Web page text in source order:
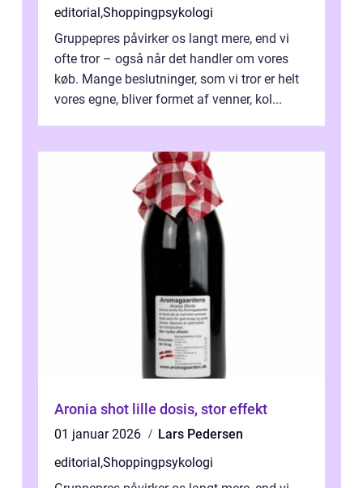
editorial,Shoppingpsykologi
Gruppepres påvirker os langt mere, end vi
ofte tror – også når det handler om vores
køb. Mange beslutninger, som vi tror er helt
vores egne, bliver formet af venner, kol...
Aronia shot lille dosis, stor effekt
01 januar 2026
Lars Pedersen
editorial,Shoppingpsykologi